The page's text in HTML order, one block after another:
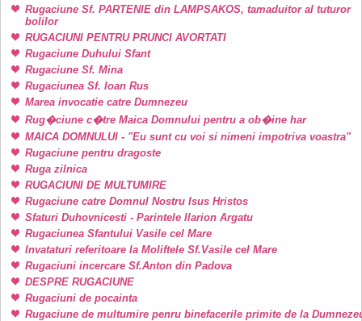
Rugaciune Sf. PARTENIE din LAMPSAKOS, tamaduitor al tuturor
bolilor
RUGACIUNI PENTRU PRUNCI AVORTATI
Rugaciune Duhului Sfant
Rugaciune Sf. Mina
Rugaciunea Sf. Ioan Rus
Marea invocatie catre Dumnezeu
Rug�ciune c�tre Maica Domnului pentru a ob�ine har
MAICA DOMNULUI - "Eu sunt cu voi si nimeni impotriva voastra"
Rugaciune pentru dragoste
Ruga zilnica
RUGACIUNI DE MULTUMIRE
Rugaciune catre Domnul Nostru Isus Hristos
Sfaturi Duhovnicesti - Parintele Ilarion Argatu
Rugaciunea Sfantului Vasile cel Mare
Invataturi referitoare la Moliftele Sf.Vasile cel Mare
Rugaciuni incercare Sf.Anton din Padova
DESPRE RUGACIUNE
Rugaciuni de pocainta
Rugaciune de multumire penru binefacerile primite de la